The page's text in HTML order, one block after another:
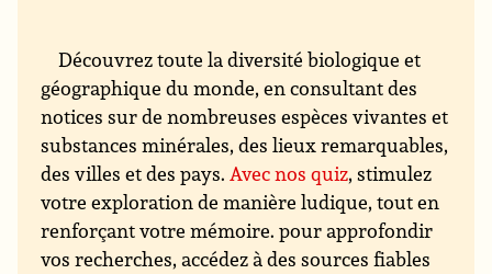
Découvrez toute la diversité biologique et
géographique du monde, en consultant des
notices sur de nombreuses espèces vivantes et
substances minérales, des lieux remarquables,
des villes et des pays.Avec nos quiz, stimulez
votre exploration de manière ludique, tout en
renforçant votre mémoire. pour approfondir
vos recherches, accédez à des sources fiables